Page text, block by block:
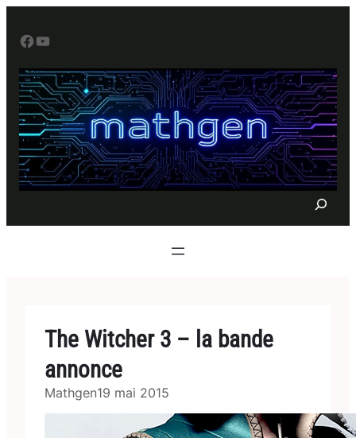
contenu
Facebook YouTube
a
The Witcher 3 – la bande
annonce
Mathgen19 mai 2015